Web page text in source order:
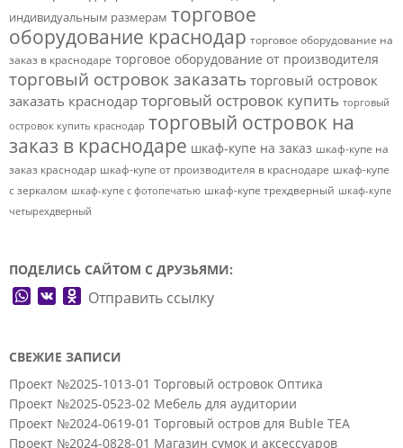
индивидуальным размерам торговое
оборудование краснодар торговое оборудование на
заказ в краснодаре торговое оборудование от производителя
торговый островок заказать торговый островок
заказать краснодар торговый островок купить торговый
островок купить краснодар торговый островок на
заказ в краснодаре шкаф-купе на заказ шкаф-купе на
заказ краснодар шкаф-купе от производителя в краснодаре шкаф-купе
с зеркалом шкаф-купе с фотопечатью шкаф-купе трехдверный шкаф-купе
четырехдверный
ПОДЕЛИСЬ САЙТОМ С ДРУЗЬЯМИ:
WhatsApp
VK Odnoklassniki
Отправить ссылку
СВЕЖИЕ ЗАПИСИ
Проект №2025-1013-01 Торговый островок Оптика
Проект №2025-0523-02 Мебель для аудитории
Проект №2024-0619-01 Торговый остров для Buble TEA
Проект №2024-0828-01 Магазин сумок и аксессуаров